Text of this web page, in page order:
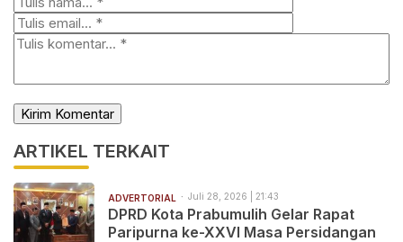
ARTIKEL TERKAIT
ADVERTORIAL Juli 28, 2026 | 21:43
DPRD Kota Prabumulih Gelar Rapat
Paripurna ke-XXVI Masa Persidangan